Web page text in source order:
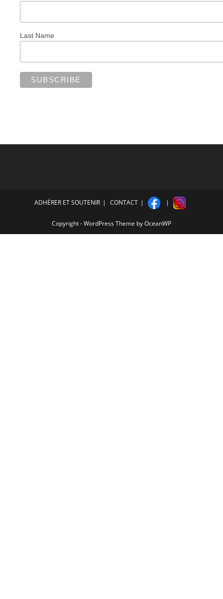
Last Name
ADHÉRER ET SOUTENIR CONTACT
Copyright - WordPress Theme by OceanWP